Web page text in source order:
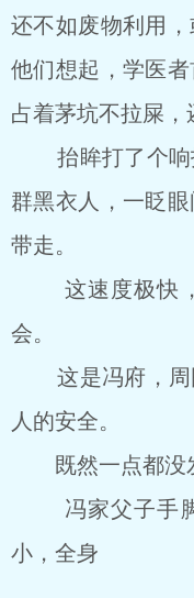
还不如废物利用
他们想起，学医
占着茅坑不拉屎，
抬眸打了个响
群黑衣人，一眨
带走。
这速度极快，
会。
这是冯府，周
人的安全。
既然一点都没发
冯家父子手脚
小，全身